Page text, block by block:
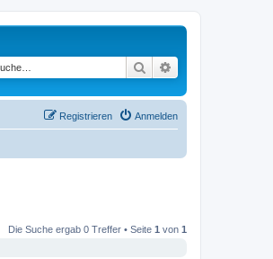
Suche
Anmelden
Registrieren
Die Suche ergab 0 Treffer • Seite 1 von 1